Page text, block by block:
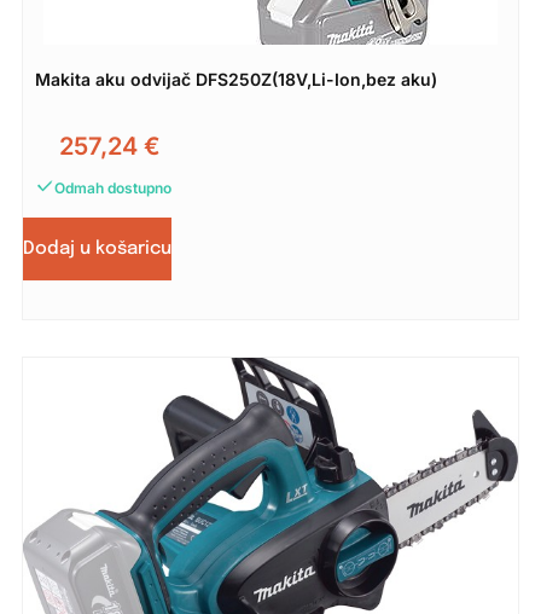
Makita aku odvijač DFS250Z(18V,Li-Ion,bez aku)
257,24 €
Odmah dostupno
Dodaj u košaricu